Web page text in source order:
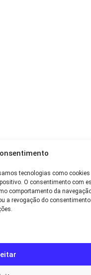
tecnologias como cookies
O consentimento com
comportamento da
a revogação do